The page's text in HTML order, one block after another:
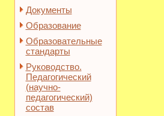
Документы
Образование
Образовательные
стандарты
Руководство.
Педагогический
(научно-
педагогический)
состав